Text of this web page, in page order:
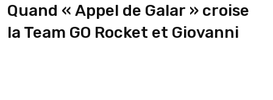
Quand « Appel de Galar » croise
la Team GO Rocket et Giovanni